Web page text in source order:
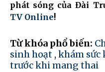
phát sóng của Đài
TV Online!
Từ khóa phổ biến:
sinh hoạt , khám sức
trước khi mang thai